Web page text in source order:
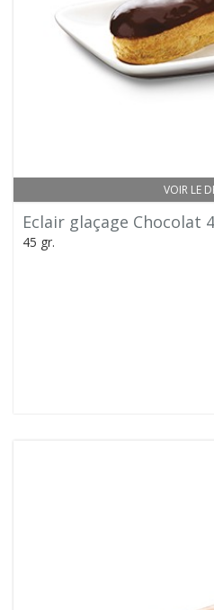
VOIR LE
Eclair glaçage Chocolat
45 gr.